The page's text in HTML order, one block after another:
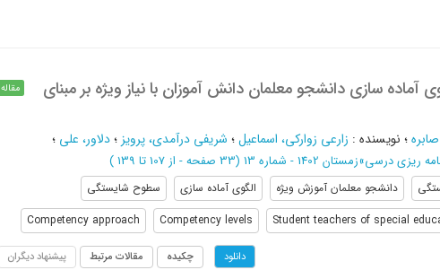
آماده سازی دانشجو معلمان دانش آموزان با نیاز ویژه بر مبنای
مقاله
؛ نویسنده : زارعی زوارکی، اسماعیل؛ شریفی درآمدی، پرویز ؛دلاور، علی ؛
ریزی درسی»زمستان 1402 - شماره 13 (‎33 صفحه - از 107 تا 139 )
دانشجو معلمان آموزش ویژه الگوی آماده سازی
سطوح شایستگی
Student teachers of special
Competency levels
Competency approach
دانلود چکیده مقالات مرتبط پیشنهاد دیگران